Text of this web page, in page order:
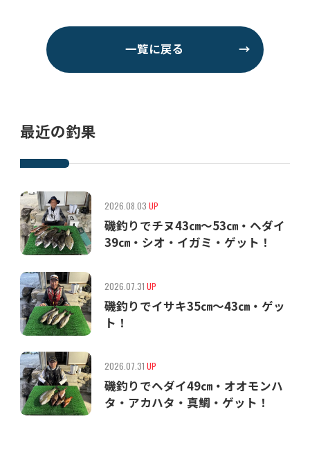
一覧に戻る →
最近の釣果
2026.08.03 UP
磯釣りでチヌ43㎝〜53㎝・ヘダイ
39㎝・シオ・イガミ・ゲット！
2026.07.31 UP
磯釣りでイサキ35㎝〜43㎝・ゲッ
ト！
2026.07.31 UP
磯釣りでヘダイ49㎝・オオモンハ
タ・アカハタ・真鯛・ゲット！